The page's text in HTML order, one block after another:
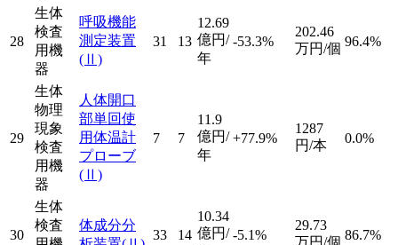
28
生体
検査
用機
器
呼吸機能
測定装置
(Ⅱ)
31 13
12.69
億円/
年
-53.3%
202.46
万円/個 96.4%
29
生体
物理
現象
検査
用機
器
人体開口
部単回使
用体温計
プローブ
(Ⅱ)
7 7
11.9
億円/
年
+77.9%
1287
円/本
0.0%
30
生体
検査
体成分分
33 14
10.34
億円/ -5.1%
29.73
86.7%